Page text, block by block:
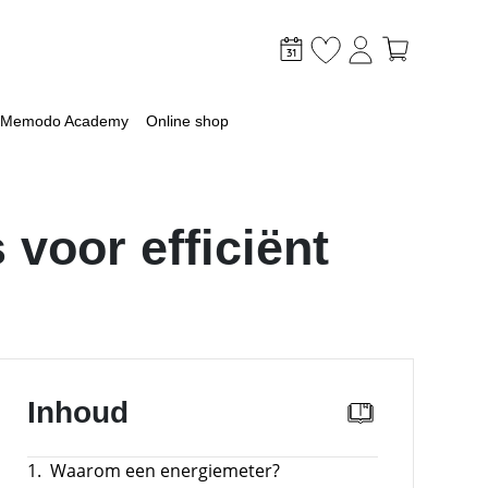
je PV & opslag
een batterij
voor grootschalige toepassingen
Memodo Academy Online shop
voor efficiënt
Inhoud
1. Waarom een energiemeter?